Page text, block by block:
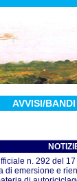
AVVISI/
n. 292 del
di emersione e